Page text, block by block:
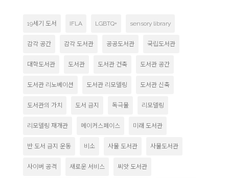
19세기 도서 IFLA LGBTQ+ sensory library
감각 공간 감각 도서관 공공도서관 국립도서관
대학도서관 도서관 도서관 건축 도서관 공간
도서관 리노베이션 도서관 리모델링 도서관 신축
도서관의 가치 도서 금지 독극물 리모델링
리모델링 재개관 메이커스페이스 미래 도서관
반 도서 금지 운동 비소 사물 도서관 사물도서관
사이버 공격 새로운 서비스 씨앗 도서관